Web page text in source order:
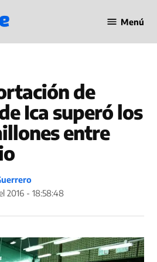
en Línea
Menú
de
Ica superó los
entre
2016 - 18:58:48